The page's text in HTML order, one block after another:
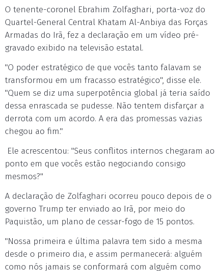
O tenente-coronel Ebrahim Zolfaghari, porta-voz do
Quartel-General Central Khatam Al-Anbiya das Forças
Armadas do Irã, fez a declaração em um vídeo pré-
gravado exibido na televisão estatal.
"O poder estratégico de que vocês tanto falavam se
transformou em um fracasso estratégico", disse ele.
"Quem se diz uma superpotência global já teria saído
dessa enrascada se pudesse. Não tentem disfarçar a
derrota com um acordo. A era das promessas vazias
chegou ao fim."
Ele acrescentou: "Seus conflitos internos chegaram ao
ponto em que vocês estão negociando consigo
mesmos?"
A declaração de Zolfaghari ocorreu pouco depois de o
governo Trump ter enviado ao Irã, por meio do
Paquistão, um plano de cessar-fogo de 15 pontos.
"Nossa primeira e última palavra tem sido a mesma
desde o primeiro dia, e assim permanecerá: alguém
como nós jamais se conformará com alguém como